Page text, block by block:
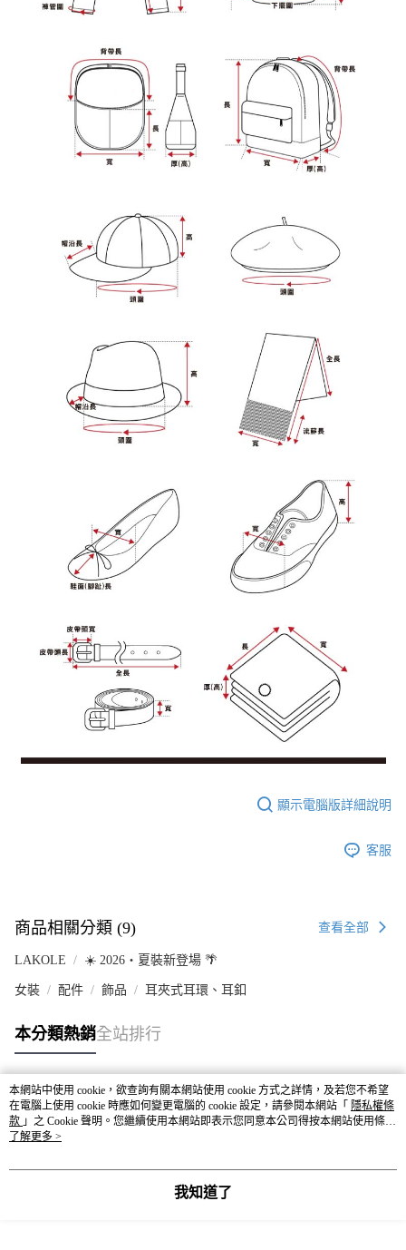
顯示電腦版詳細說明
客服
商品相關分類 (9) 查看全部
LAKOLE ☀️ 2026・夏裝新登場 🌴
女裝 配件 飾品 耳夾式耳環、耳釦
本分類熱銷全站排行
熱門標籤
本網站中使用 cookie，欲查詢有關本網站使用 cookie 方式之詳情，及若您不希望
在電腦上使用 cookie 時應如何變更電腦的 cookie 設定，請參閱本網站「 隱私權條
款 」之 Cookie 聲明。您繼續使用本網站即表示您同意本公司得按本網站使用條款
之 Cookie 聲明使用 cookie。
了解更多 >
我知道了